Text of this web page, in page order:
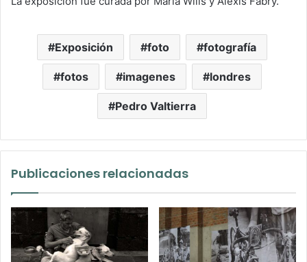
Exposición foto fotografía
fotos imagenes londres
Pedro Valtierra
Publicaciones relacionadas